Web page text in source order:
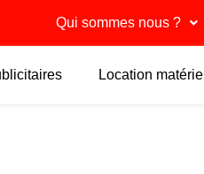
Qui sommes nous ?
Location matériel